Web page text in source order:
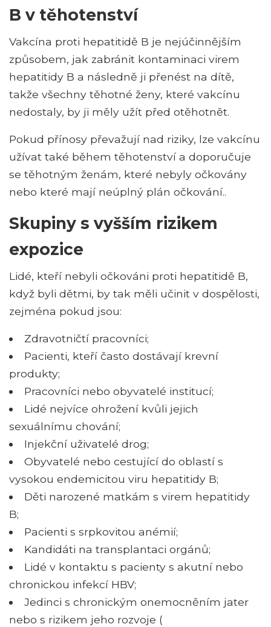
B v těhotenství
Vakcína proti hepatitidě B je nejúčinnějším
způsobem, jak zabránit kontaminaci virem
hepatitidy B a následně ji přenést na dítě,
takže všechny těhotné ženy, které vakcínu
nedostaly, by ji měly užít před otěhotnět.
Pokud přínosy převažují nad riziky, lze vakcínu
užívat také během těhotenství a doporučuje
se těhotným ženám, které nebyly očkovány
nebo které mají neúplný plán očkování..
Skupiny s vyšším rizikem
expozice
Lidé, kteří nebyli očkováni proti hepatitidě B,
když byli dětmi, by tak měli učinit v dospělosti,
zejména pokud jsou:
Zdravotničtí pracovníci;
Pacienti, kteří často dostávají krevní
produkty;
Pracovníci nebo obyvatelé institucí;
Lidé nejvíce ohrožení kvůli jejich
sexuálnímu chování;
Injekční uživatelé drog;
Obyvatelé nebo cestující do oblastí s
vysokou endemicitou viru hepatitidy B;
Děti narozené matkám s virem hepatitidy
B;
Pacienti s srpkovitou anémií;
Kandidáti na transplantaci orgánů;
Lidé v kontaktu s pacienty s akutní nebo
chronickou infekcí HBV;
Jedinci s chronickým onemocněním jater
nebo s rizikem jeho rozvoje (